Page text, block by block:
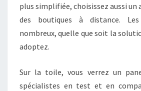
plus simplifiée, choisissez aussi un
des boutiques à distance.
nombreux, quelle que soit la
adoptez.
Sur la toile, vous verrez un
spécialistes en test et en